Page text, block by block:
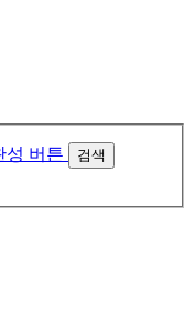
검색